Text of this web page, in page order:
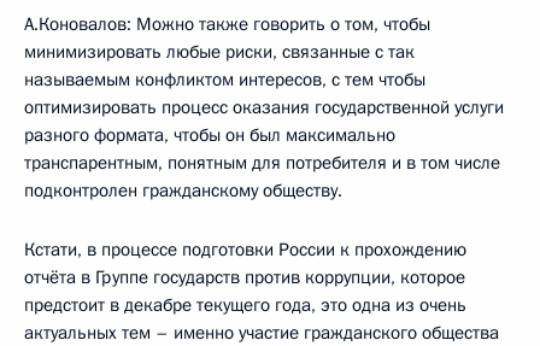
А.Коновалов: Можно также говорить о том, чтобы
минимизировать любые риски, связанные с так
называемым конфликтом интересов, с тем чтобы
оптимизировать процесс оказания государственной услуги
разного формата, чтобы он был максимально
транспарентным, понятным для потребителя и в том числе
подконтролен гражданскому обществу.
Кстати, в процессе подготовки России к прохождению
отчёта в Группе государств против коррупции, которое
предстоит в декабре текущего года, это одна из очень
актуальных тем – именно участие гражданского общества